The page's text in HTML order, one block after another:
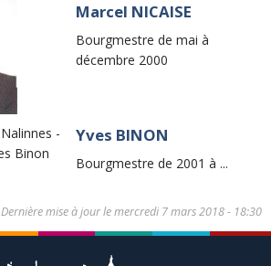
Marcel NICAISE
Bourgmestre de mai à
décembre 2000
Yves BINON
Bourgmestre de 2001 à ...
Dernière mise à jour lemercredi 7 mars 2018 - 18:30